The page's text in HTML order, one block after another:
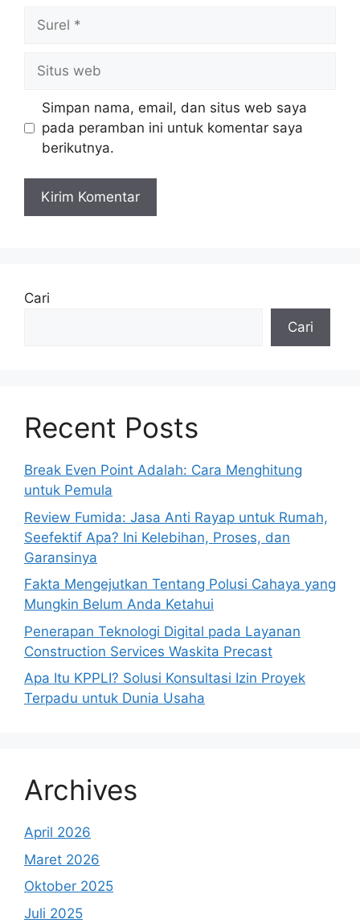
web
Simpan nama, email, dan situs web saya
pada peramban ini untuk komentar saya
berikutnya.
Cari
Cari
Recent Posts
Break Even Point Adalah: Cara Menghitung
untuk Pemula
Review Fumida: Jasa Anti Rayap untuk Rumah,
Seefektif Apa? Ini Kelebihan, Proses, dan
Garansinya
Fakta Mengejutkan Tentang Polusi Cahaya yang
Mungkin Belum Anda Ketahui
Penerapan Teknologi Digital pada Layanan
Construction Services Waskita Precast
Apa Itu KPPLI? Solusi Konsultasi Izin Proyek
Terpadu untuk Dunia Usaha
Archives
April 2026
Maret 2026
Oktober 2025
Juli 2025